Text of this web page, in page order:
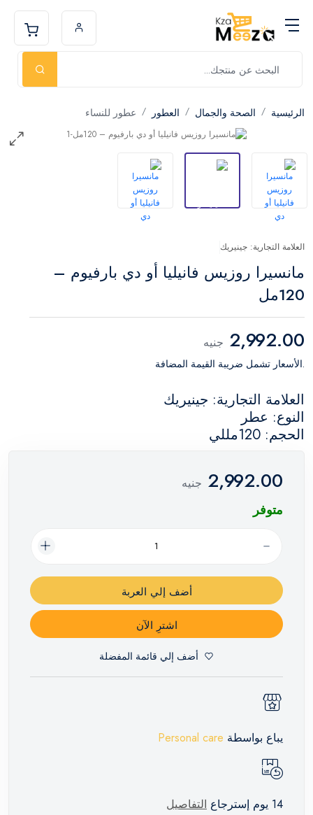
الرئيسية الصحة والجمال العطور عطور للنساء
العلامة التجارية: جينيريك
مانسيرا روزيس فانيليا أو دي بارفيوم –
120مل
2,992.00 جنيه
.الأسعار تشمل ضريبة القيمة المضافة
العلامة التجارية: جينيريك
النوع: عطر
الحجم: 120مللي
2,992.00 جنيه
متوفر
أضف إلي العربة
اشترِ الآن
أضف إلي قائمة المفضلة
يباع بواسطة Personal care
14 يوم إسترجاع التفاصيل